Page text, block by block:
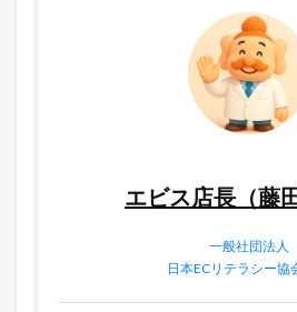
エビス店長（藤
一般社団法人
日本ECリテラシー協